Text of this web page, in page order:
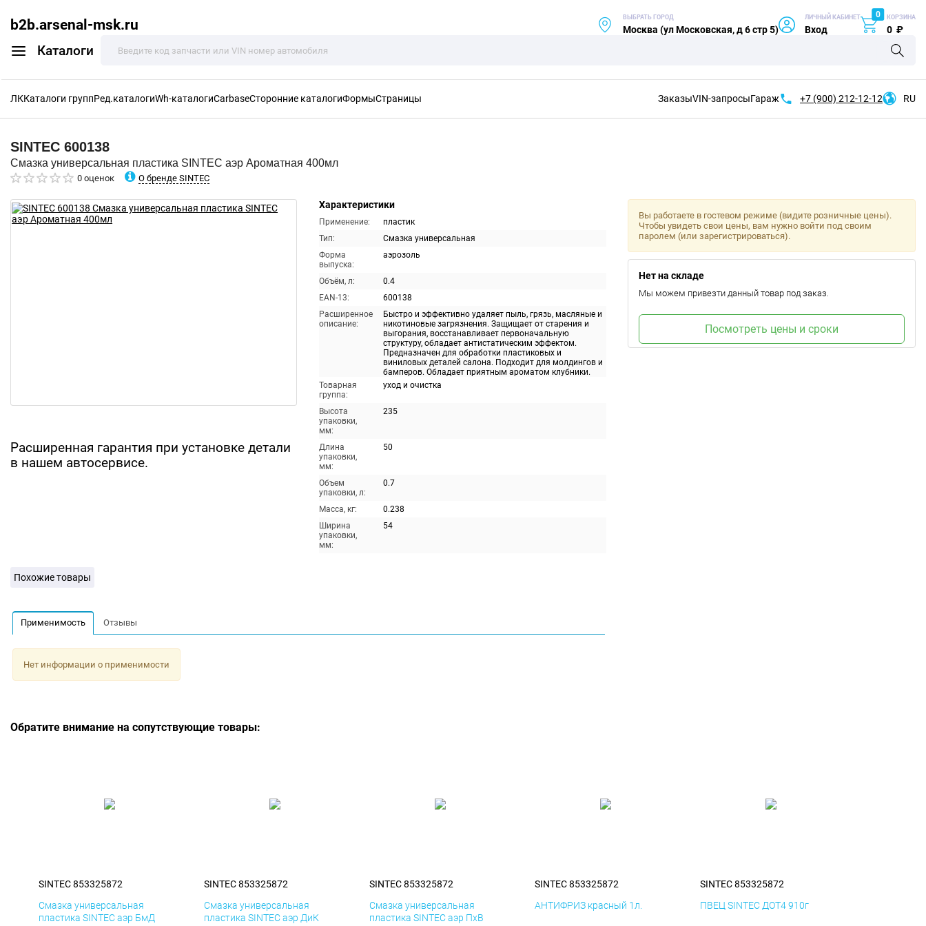
b2b.arsenal-msk.ru
Каталоги
ВЫБРАТЬ ГОРОД
Москва (ул Московская, д 6 стр 5)
ЛИЧНЫЙ КАБИНЕТ
Вход
0 КОРЗИНА
0 ₽
ЛККаталоги группРед.каталогиWh-каталогиCarbaseСторонние каталогиФормыСтраницы ЗаказыVIN-запросыГараж +7 (900) 212-12-12 RU
SINTEC 600138
Смазка универсальная пластика SINTEC аэр Ароматная 400мл
0 оценок О бренде SINTEC
Расширенная гарантия при установке детали
в нашем автосервисе.
Характеристики
Применение:
пластик
Тип:
Смазка универсальная
Форма
выпуска:
аэрозоль
Объём, л:
0.4
EAN-13:
600138
Расширенное
описание:
Быстро и эффективно удаляет пыль, грязь, масляные и
никотиновые загрязнения. Защищает от старения и
выгорания, восстанавливает первоначальную
структуру, обладает антистатическим эффектом.
Предназначен для обработки пластиковых и
виниловых деталей салона. Подходит для молдингов и
бамперов. Обладает приятным ароматом клубники.
Товарная
группа:
уход и очистка
Высота
упаковки,
мм:
235
Длина
упаковки,
мм:
50
Объем
упаковки, л:
0.7
Масса, кг:
0.238
Ширина
упаковки,
мм:
54
Вы работаете в гостевом режиме (видите розничные цены).
Чтобы увидеть свои цены, вам нужно войти под своим
паролем (или зарегистрироваться).
Нет на складе
Мы можем привезти данный товар под заказ.
Посмотреть цены и сроки
Похожие товары
Применимость Отзывы
Нет информации о применимости
Обратите внимание на сопутствующие товары:
SINTEC 853325872
Смазка универсальная
пластика SINTEC аэр БмД
SINTEC 853325872
Смазка универсальная
пластика SINTEC аэр ДиК
SINTEC 853325872
Смазка универсальная
пластика SINTEC аэр ПхВ
SINTEC 853325872
АНТИФРИЗ красный 1л.
SINTEC 853325872
ПВЕЦ SINTEC ДОТ4 910г